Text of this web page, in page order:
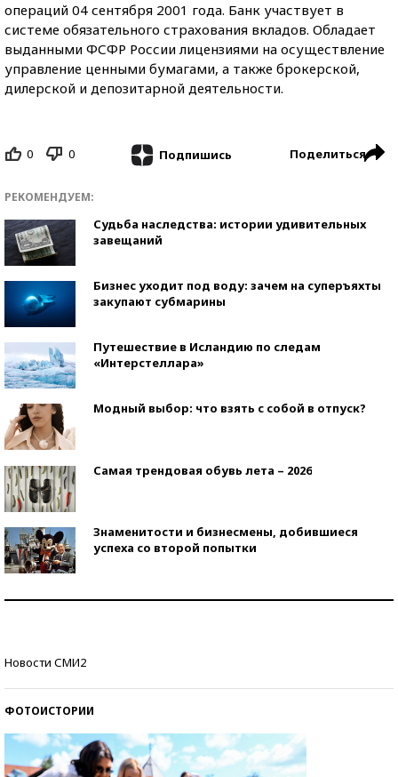
операций 04 сентября 2001 года. Банк участвует в
системе обязательного страхования вкладов. Обладает
выданными ФСФР России лицензиями на осуществление
управление ценными бумагами, а также брокерской,
дилерской и депозитарной деятельности.
0 0 Подпишись Поделиться
РЕКОМЕНДУЕМ:
Судьба наследства: истории удивительных
завещаний
Бизнес уходит под воду: зачем на суперъяхты
закупают субмарины
Путешествие в Исландию по следам
«Интерстеллара»
Модный выбор: что взять с собой в отпуск?
Самая трендовая обувь лета – 2026
Знаменитости и бизнесмены, добившиеся
успеха со второй попытки
Новости СМИ2
ФОТОИСТОРИИ